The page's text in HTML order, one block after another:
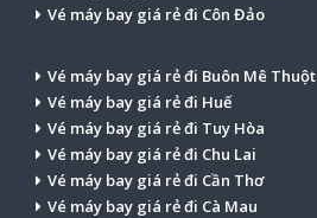
Vé máy bay giá rẻ đi Côn Đảo
Vé máy bay giá rẻ đi Buôn Mê Thuột
Vé máy bay giá rẻ đi Huế
Vé máy bay giá rẻ đi Tuy Hòa
Vé máy bay giá rẻ đi Chu Lai
Vé máy bay giá rẻ đi Cần Thơ
Vé máy bay giá rẻ đi Cà Mau